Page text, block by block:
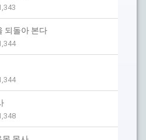
되돌아 본다